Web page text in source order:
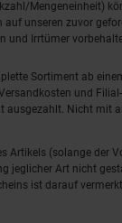
Mengeneinheit)
unseren zuvor
und Irrtümer
Sortiment ab
und
ausgezahlt. Nicht mit
Artikels (solange
jeglicher Art nicht
ist darauf vermerkt.